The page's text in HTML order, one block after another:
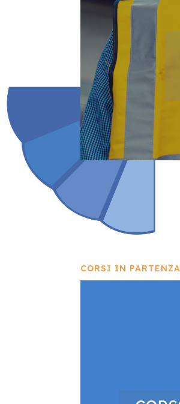
CORSI IN PARTENZA